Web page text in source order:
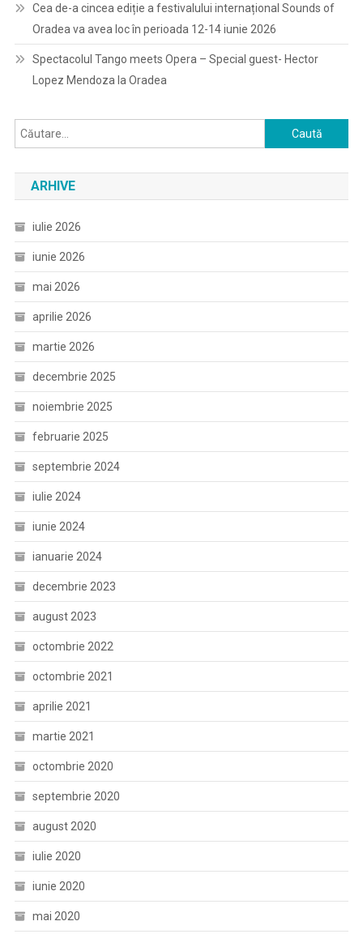
Cea de-a cincea ediție a festivalului internațional Sounds of
Oradea va avea loc în perioada 12-14 iunie 2026
Spectacolul Tango meets Opera – Special guest- Hector
Lopez Mendoza la Oradea
Caută
după:
ARHIVE
iulie 2026
iunie 2026
mai 2026
aprilie 2026
martie 2026
decembrie 2025
noiembrie 2025
februarie 2025
septembrie 2024
iulie 2024
iunie 2024
ianuarie 2024
decembrie 2023
august 2023
octombrie 2022
octombrie 2021
aprilie 2021
martie 2021
octombrie 2020
septembrie 2020
august 2020
iulie 2020
iunie 2020
mai 2020